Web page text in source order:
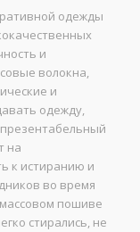
одежды
и
волокна,
и
одежду,
на
к истиранию и
во время
пошиве
стирались, не